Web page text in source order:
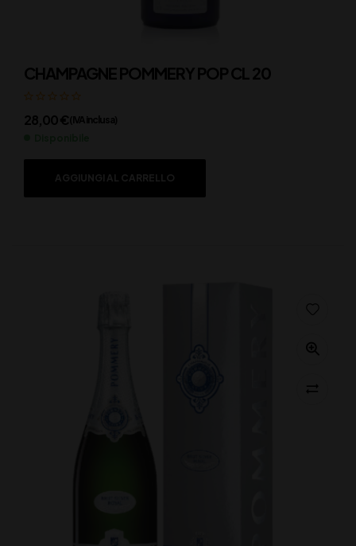
CHAMPAGNE POMMERY POP CL 20
28,00€(IVA inclusa)
AGGIUNGI AL CARRELLO